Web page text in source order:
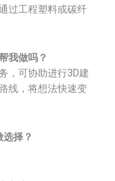
过工程塑料或碳纤
我做吗？
，可协助进行3D建
线，将想法快速变
择？